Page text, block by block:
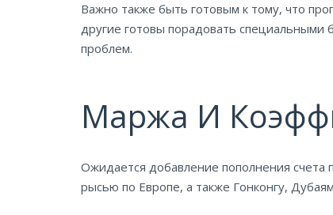
Важно также быть готовым к тому, что
другие готовы порадовать специальными
проблем.
Маржа И
Ожидается добавление пополнения счета
рысью по Европе, а также Гонконгу,